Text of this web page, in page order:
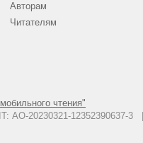
чтения"
IT: АО-20230321-
Авторам
Читателям